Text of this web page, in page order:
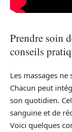
Prendre soin
conseils
Les massages
Chacun peut
son quotidien.
sanguine et de
Voici quelques